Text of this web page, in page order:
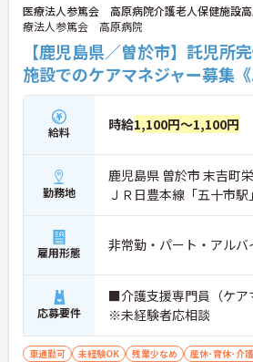
医療法人参篤会 高原病院介護老人保健施設
療法人参篤会 高原病院
【鹿児島県／曽於市】託児所
施設でのケアマネジャー募集《
給料 時給1,100円～1,100円
勤務地
鹿児島県 曽於市 末吉町
ＪＲ日豊本線「五十市
雇用形態 非常勤・パート・アルバ
応募要件
■介護支援専門員（ケア
※未経験者応相談
車通勤可 未経験OK 残業少なめ
産休･育休･介